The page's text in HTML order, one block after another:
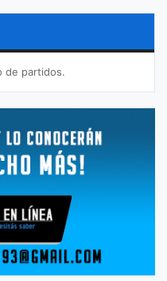
de partidos.